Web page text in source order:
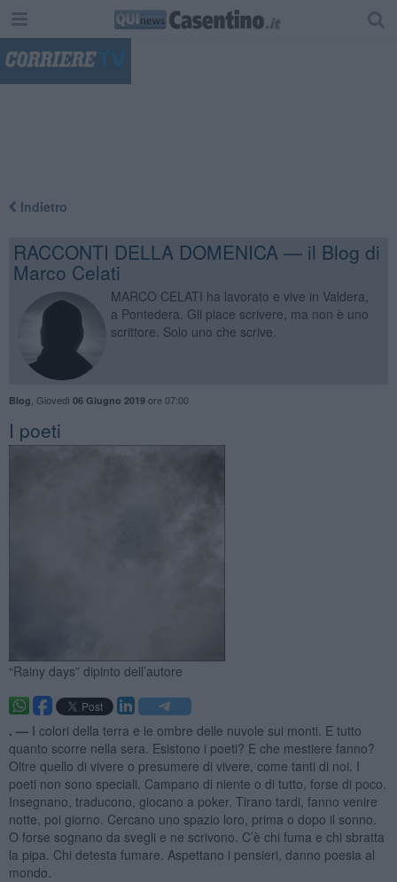
Indietro
RACCONTI DELLA DOMENICA — il Blog di
Marco Celati
MARCO CELATI ha lavorato e vive in Valdera,
a Pontedera. Gli piace scrivere, ma non è uno
scrittore. Solo uno che scrive.
Blog Giovedì 06 Giugno 2019ore 07:00
I poeti
“Rainy days” dipinto dell’autore
. — I colori della terra e le ombre delle nuvole sui monti. E tutto
quanto scorre nella sera. Esistono i poeti? E che mestiere fanno?
Oltre quello di vivere o presumere di vivere, come tanti di noi. I
poeti non sono speciali. Campano di niente o di tutto, forse di poco.
Insegnano, traducono, giocano a poker. Tirano tardi, fanno venire
notte, poi giorno. Cercano uno spazio loro, prima o dopo il sonno.
O forse sognano da svegli e ne scrivono. C’è chi fuma e chi sbratta
la pipa. Chi detesta fumare. Aspettano i pensieri, danno poesia al
mondo.